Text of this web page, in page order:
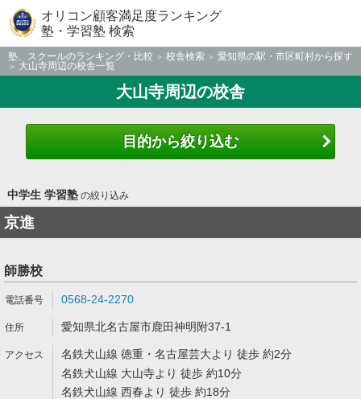
オリコン顧客満足度ランキング
塾・学習塾 検索
塾、スクールのランキング・比較 校舎検索
愛知県の駅・市区町村から探す
大山寺周辺の校舎一覧
大山寺周辺の校舎
目的から絞り込む
中学生 学習塾の絞り込み
京進
師勝校
0568-24-2270
愛知県北名古屋市鹿田神明附37-1
名鉄犬山線 徳重・名古屋芸大より 徒歩 約2分
名鉄犬山線 大山寺より 徒歩 約10分
名鉄犬山線 西春より 徒歩 約18分